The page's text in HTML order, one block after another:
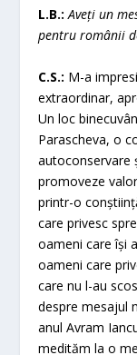
L.B.:Aveți un
pentru românii
C.S.: M-a
extraordinar,
Un loc
Parascheva, o
autoconservare
promoveze
printr-o
care privesc
oameni care își
oameni care
care nu l-au
despre mesajul
anul Avram
medităm la o